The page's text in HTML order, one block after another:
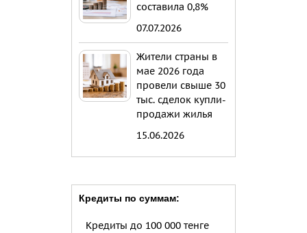
составила 0,8%
07.07.2026
Жители страны в
мае 2026 года
провели свыше 30
тыс. сделок купли-
продажи жилья
15.06.2026
Кредиты по суммам:
Кредиты до 100 000 тенге